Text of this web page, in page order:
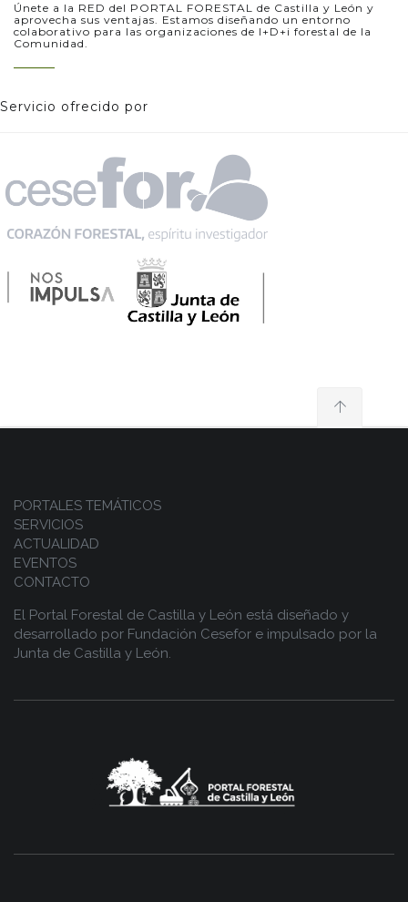
Únete a la RED del PORTAL FORESTAL de Castilla y León y
aprovecha sus ventajas. Estamos diseñando un entorno
colaborativo para las organizaciones de I+D+i forestal de la
Comunidad.
Servicio ofrecido por
PORTALES TEMÁTICOS
SERVICIOS
ACTUALIDAD
EVENTOS
CONTACTO
El Portal Forestal de Castilla y León está diseñado y
desarrollado por Fundación Cesefor e impulsado por la
Junta de Castilla y León.